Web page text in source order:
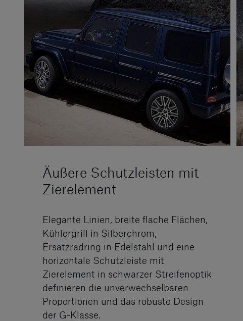
Äußere Schutzleisten mit
Zierelement
Elegante Linien, breite flache Flächen,
Kühlergrill in Silberchrom,
Ersatzradring in Edelstahl und eine
horizontale Schutzleiste mit
Zierelement in schwarzer Streifenoptik
definieren die unverwechselbaren
Proportionen und das robuste Design
der G-Klasse.